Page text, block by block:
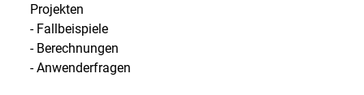
Projekten
- Fallbeispiele
- Berechnungen
- Anwenderfragen